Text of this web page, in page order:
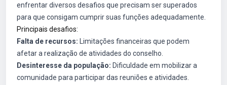
enfrentar diversos desafios que precisam ser superados
para que consigam cumprir suas funções adequadamente.
Principais desafios:
Falta de recursos: Limitações financeiras que podem
afetar a realização de atividades do conselho.
Desinteresse da população: Dificuldade em mobilizar a
comunidade para participar das reuniões e atividades.